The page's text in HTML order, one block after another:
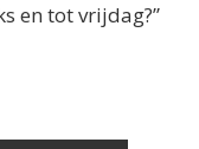
en tot vrijdag?”